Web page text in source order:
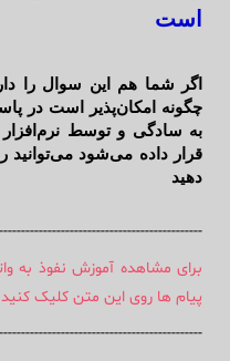
است
اگر شما هم این سوال را
چگونه امکان‌پذیر است در
به سادگی و توسط نرم‌افزار
قرار داده می‌شود می‌توانید
دهید
برای مشاهده آموزش نفوذ به
پیام ها روی این متن کلیک کنید